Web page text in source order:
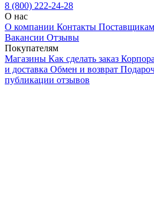
8 (800) 222-24-28
О нас
О компании Контакты Поставщикам
Вакансии Отзывы
Покупателям
Магазины Как сделать заказ
и доставка Обмен и возврат
публикации отзывов